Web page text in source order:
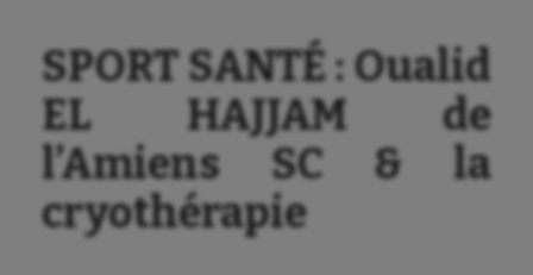
Billard
Boules lyonnaises
Canoë-kayak
Cerf Volant
SPORT SANTÉ : Oualid
EL HAJJAM de
l’Amiens SC & la
cryothérapie